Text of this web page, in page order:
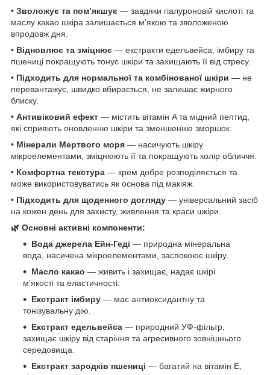
• Зволожує та пом’якшує — завдяки гіалуроновій кислоті та
маслу какао шкіра залишається м’якою та зволоженою
впродовж дня.
• Відновлює та зміцнює — екстракти едельвейса, імбиру та
пшениці покращують тонус шкіри та захищають її від стресу.
• Підходить для нормальної та комбінованої шкіри — не
перевантажує, швидко вбирається, не залишає жирного
блиску.
• Антивіковий ефект — містить вітамін A та мідний пептид,
які сприяють оновленню шкіри та зменшенню зморшок.
• Мінерали Мертвого моря — насичують шкіру
мікроелементами, зміцнюють її та покращують колір обличчя.
• Комфортна текстура — крем добре розподіляється та
може використовуватись як основа під макіяж.
• Підходить для щоденного догляду — універсальний засіб
на кожен день для захисту, живлення та краси шкіри.
🌿 Основні активні компоненти:
Вода джерела Ейн-Геді — природна мінеральна
вода, насичена мікроелементами, заспокоює шкіру.
Масло какао — живить і захищає, надає шкірі
м’якості та еластичності.
Екстракт імбиру — має антиоксидантну та
тонізувальну дію.
Екстракт едельвейса — природний УФ-фільтр,
захищає шкіру від старіння та агресивного зовнішнього
середовища.
Екстракт зародків пшениці — багатий на вітамін Е,